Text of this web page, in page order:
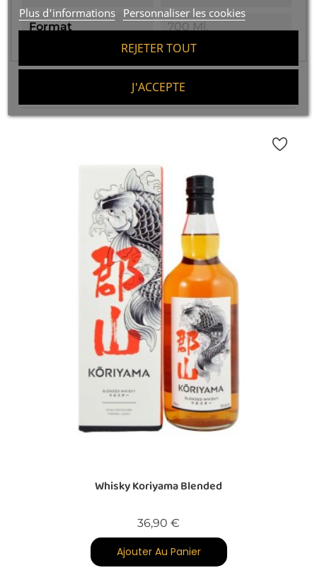
Plus d'informations Personnaliser les cookies
REJETER TOUT
J'ACCEPTE
Format 700 Ml.
VOUS POURRIEZ AUSSI AIMER :
Whisky Koriyama Blended
36,90 €
Ajouter Au Panier